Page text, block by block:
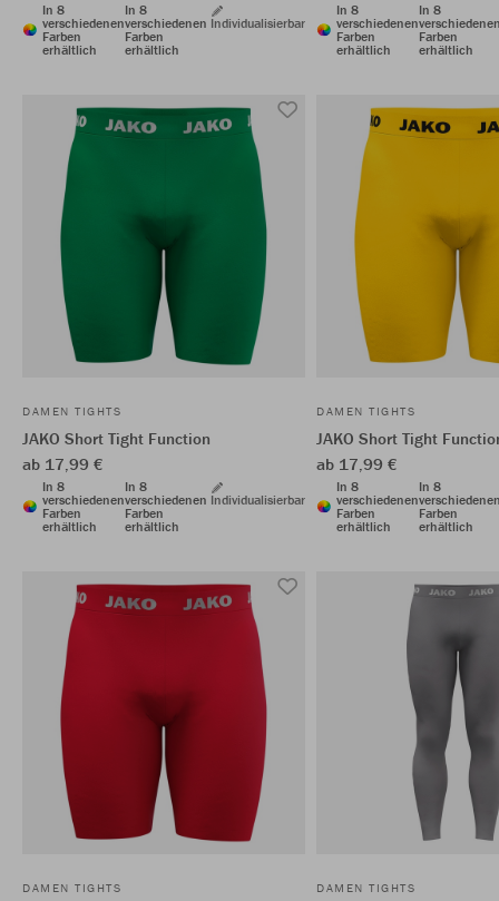
In 8
verschiedenen
Farben
erhältlich
In 8
verschiedenen
Farben
erhältlich
Individualisierbar
In 8
verschiedenen
Farben
erhältlich
In 8
Farben
erhältlich
DAMEN TIGHTS
JAKO Short Tight Function
ab 17,99 €
In 8
verschiedenen
Farben
erhältlich
In 8
verschiedenen
Farben
erhältlich
Individualisierbar
DAMEN TIGHTS
JAKO Short Tight
ab 17,99 €
In 8
verschiedenen
Farben
erhältlich
In 8
Farben
erhältlich
DAMEN TIGHTS DAMEN TIGHTS